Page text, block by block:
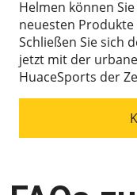
Helmen können
neuesten
Schließen Sie sich
jetzt mit der
HuaceSports der